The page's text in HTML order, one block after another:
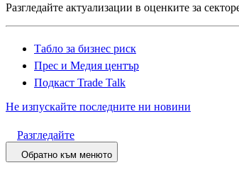
Разгледайте актуализации в оценките за
Табло за бизнес риск
Прес и Медия център
Подкаст Trade Talk
Не изпускайте последните ни новини
Разгледайте
Обратно към менюто